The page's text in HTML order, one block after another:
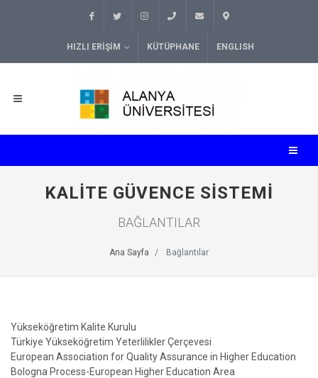
HIZLI ERIŞIM KÜTÜPHANE ENGLISH
KALITE GÜVENCE SISTEMI
BAĞLANTILAR
Ana Sayfa Bağlantılar
Yükseköğretim Kalite Kurulu
Türkiye Yükseköğretim Yeterlilikler Çerçevesi
European Association for Quality Assurance in Higher Education
Bologna Process-European Higher Education Area